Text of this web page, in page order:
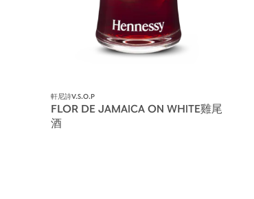
軒尼詩V.S.O.P
FLOR DE JAMAICA ON WHITE雞尾
酒